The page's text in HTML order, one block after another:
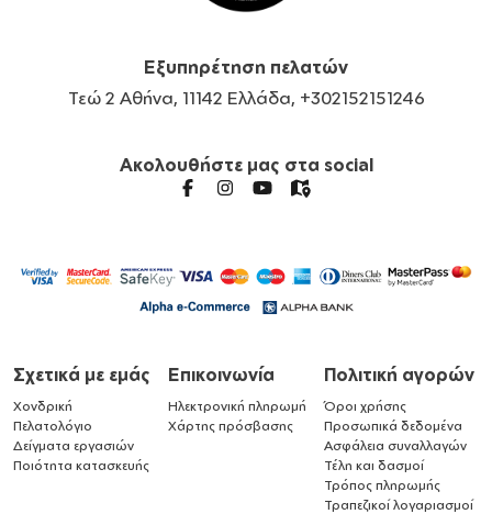
Εξυπηρέτηση πελατών
Τεώ 2 Αθήνα, 11142 Ελλάδα, +302152151246
Ακολουθήστε μας στα social
Σχετικά με εμάς
Χονδρική
Πελατολόγιο
Δείγματα εργασιών
Ποιότητα κατασκευής
Επικοινωνία
Ηλεκτρονική πληρωμή
Χάρτης πρόσβασης
Πολιτική αγορών
Όροι χρήσης
Προσωπικά δεδομένα
Ασφάλεια συναλλαγών
Τέλη και δασμοί
Τρόπος πληρωμής
Τραπεζικοί λογαριασμοί